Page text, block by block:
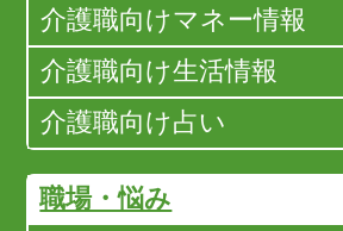
介護職向けマネー情報
介護職向け生活情報
介護職向け占い
職場・悩み